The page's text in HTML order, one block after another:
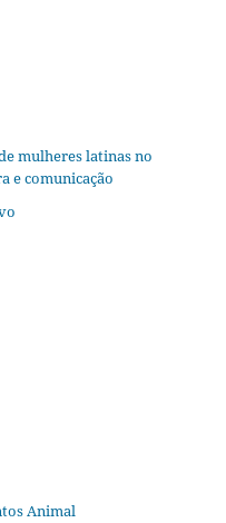
mulheres latinas no
e comunicação
Animal